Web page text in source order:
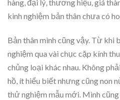
hàng, đại lý, thương hiệu, giá
kinh nghiệm bản thân chưa có
Bản thân mình cũng vậy. Từ khi
nghiệm qua vài chục cặp kính
chủng loại khác nhau. Không
hồ, ít hiểu biết nhưng cũng non
thử nghiệm mẫu mới. Mình